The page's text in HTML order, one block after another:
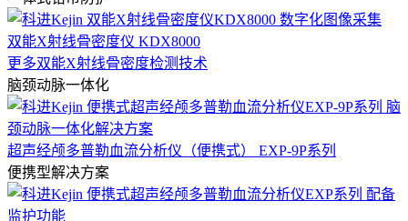
双能X射线骨密度仪 KDX8000
更多双能X射线骨密度检测技术
脑颈动脉一体化
超声经颅多普勒血流分析仪（便携式） EXP-9P系列
便携型解决方案